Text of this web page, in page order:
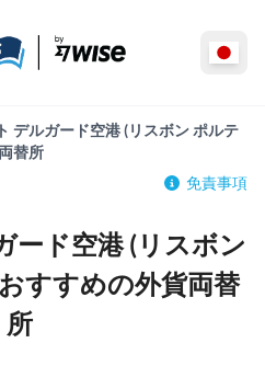
デルガード空港 (リスボン ポルテ
替所
免責事項
ード空港 (リスボン
すすめの外貨両替
所